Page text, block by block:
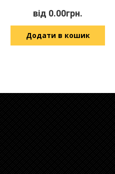
від 0.00грн.
Додати в кошик